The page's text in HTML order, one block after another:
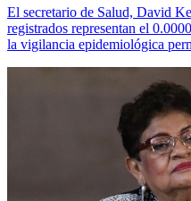
El secretario de Salud, David
registrados representan el
la vigilancia epidemiológica